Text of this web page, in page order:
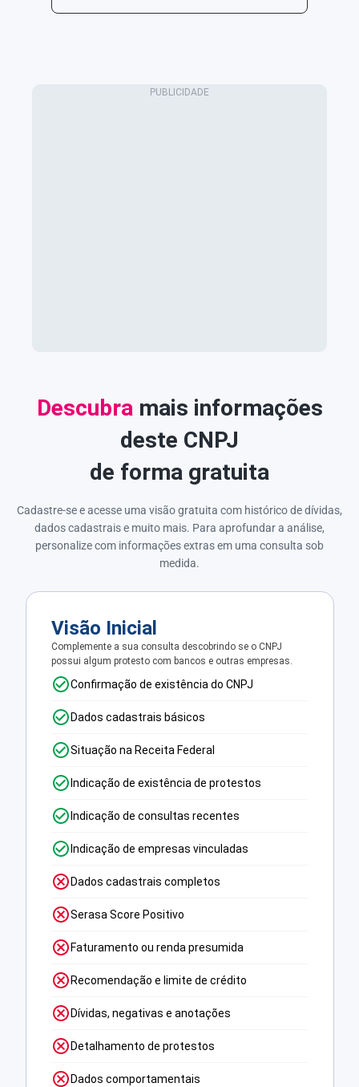
Descubra mais informações
deste CNPJ
de forma gratuita
Cadastre-se e acesse uma visão gratuita com histórico de dívidas,
dados cadastrais e muito mais. Para aprofundar a análise,
personalize com informações extras em uma consulta sob
medida.
Visão Inicial
Complemente a sua consulta descobrindo se o CNPJ
possui algum protesto com bancos e outras empresas.
Confirmação de existência do CNPJ
Dados cadastrais básicos
Situação na Receita Federal
Indicação de existência de protestos
Indicação de consultas recentes
Indicação de empresas vinculadas
Dados cadastrais completos
Serasa Score Positivo
Faturamento ou renda presumida
Recomendação e limite de crédito
Dívidas, negativas e anotações
Detalhamento de protestos
Dados comportamentais